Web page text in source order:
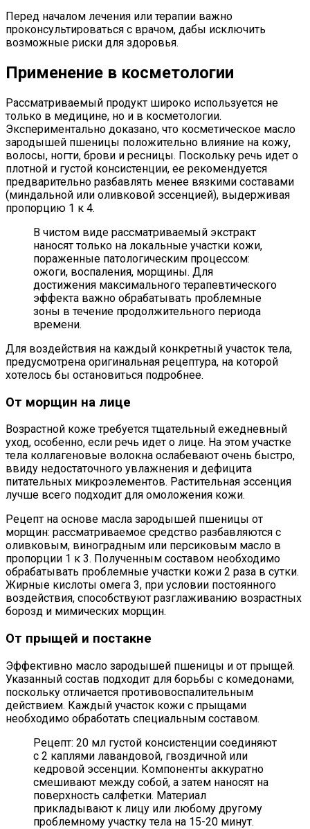
Перед началом лечения или терапии важно
проконсультироваться с врачом, дабы исключить
возможные риски для здоровья.
Применение в косметологии
Рассматриваемый продукт широко используется не
только в медицине, но и в косметологии.
Экспериментально доказано, что косметическое масло
зародышей пшеницы положительно влияние на кожу,
волосы, ногти, брови и ресницы. Поскольку речь идет о
плотной и густой консистенции, ее рекомендуется
предварительно разбавлять менее вязкими составами
(миндальной или оливковой эссенцией), выдерживая
пропорцию 1 к 4.
В чистом виде рассматриваемый экстракт
наносят только на локальные участки кожи,
пораженные патологическим процессом:
ожоги, воспаления, морщины. Для
достижения максимального терапевтического
эффекта важно обрабатывать проблемные
зоны в течение продолжительного периода
времени.
Для воздействия на каждый конкретный участок тела,
предусмотрена оригинальная рецептура, на которой
хотелось бы остановиться подробнее.
От морщин на лице
Возрастной коже требуется тщательный ежедневный
уход, особенно, если речь идет о лице. На этом участке
тела коллагеновые волокна ослабевают очень быстро,
ввиду недостаточного увлажнения и дефицита
питательных микроэлементов. Растительная эссенция
лучше всего подходит для омоложения кожи.
Рецепт на основе масла зародышей пшеницы от
морщин: рассматриваемое средство разбавляются с
оливковым, виноградным или персиковым масло в
пропорции 1 к 3. Полученным составом необходимо
обрабатывать проблемные участки кожи 2 раза в сутки.
Жирные кислоты омега 3, при условии постоянного
воздействия, способствуют разглаживанию возрастных
борозд и мимических морщин.
От прыщей и постакне
Эффективно масло зародышей пшеницы и от прыщей.
Указанный состав подходит для борьбы с комедонами,
поскольку отличается противовоспалительным
действием. Каждый участок кожи с прыщами
необходимо обработать специальным составом.
Рецепт: 20 мл густой консистенции соединяют
с 2 каплями лавандовой, гвоздичной или
кедровой эссенции. Компоненты аккуратно
смешивают между собой, а затем наносят на
поверхность салфетки. Материал
прикладывают к лицу или любому другому
проблемному участку тела на 15-20 минут.